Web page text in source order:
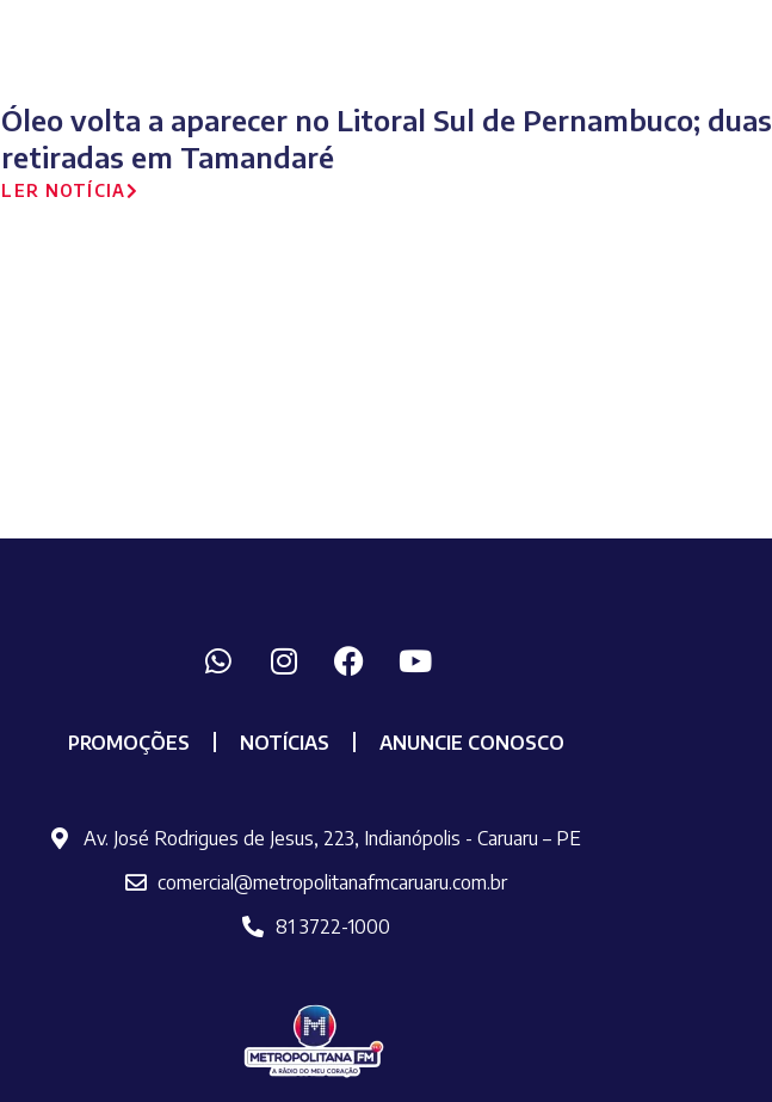
Óleo volta a aparecer no Litoral Sul de Pernambuco;
retiradas em Tamandaré
LER NOTÍCIA
PROMOÇÕES NOTÍCIAS ANUNCIE CONOSCO
Av. José Rodrigues de Jesus, 223, Indianópolis - Caruaru – PE
comercial@metropolitanafmcaruaru.com.br
81 3722-1000